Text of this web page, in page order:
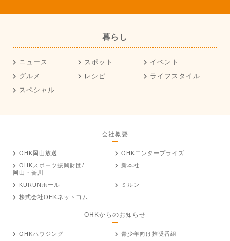
暮らし
ニュース スポット
イベント
グルメ
レシピ
ライフスタイル
スペシャル
会社概要
OHK岡山放送
OHKエンタープライズ
OHKスポーツ振興財団/
岡山・香川
新本社
KURUNホール
ミルン
株式会社OHKネットコム
OHKからのお知らせ
OHKハウジング 青少年向け推奨番組